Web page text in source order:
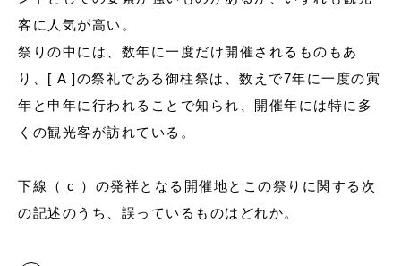
客に人気が高い。
祭りの中には、数年に一度だけ開催されるものもあ
り、[ A ]の祭礼である御柱祭は、数えで7年に一度の寅
年と申年に行われることで知られ、開催年には特に多
くの観光客が訪れている。
下線（ c ）の発祥となる開催地とこの祭りに関する次
の記述のうち、誤っているものはどれか。